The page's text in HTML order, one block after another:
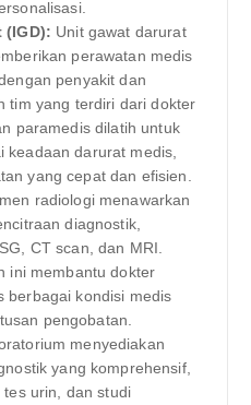
(IGD): Unit gawat darurat
perawatan medis
penyakit dan
tim yang terdiri dari dokter
paramedis dilatih untuk
keadaan darurat medis,
yang cepat dan efisien.
radiologi menawarkan
diagnostik,
CT scan, dan MRI.
ini membantu dokter
berbagai kondisi medis
pengobatan.
menyediakan
yang komprehensif,
urin, dan studi